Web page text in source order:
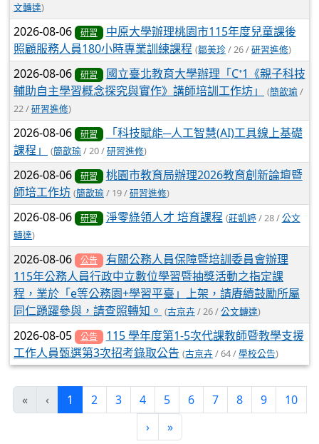
文轉達)
2026-08-06 研習
中原大學辦理桃園市115年度兒童課後
照顧服務人員180小時專業訓練課程 (鄒美珍/ 26 /研習進修)
2026-08-06 研習
國立臺北教育大學辦理「C⁺1《親子科技
輔助自主學習概念探究與實作》講師培訓工作坊」
(簡歆瑜/
22 /研習進修)
2026-08-06 研習
「科技賦能─人工智慧(AI)工具線上基礎
課程」
(簡歆瑜/ 20 /研習進修)
2026-08-06 研習
桃園市教育局辦理2026教育創新論壇暨
師培工作坊 (簡歆瑜/ 19 /研習進修)
2026-08-06 研習 淨零綠領人才 培育課程 (莊凱婷/ 28 /公文
轉達)
2026-08-06 公告
有關公務人員保障暨培訓委員會辦理
115年公務人員行政中立數位學習暨抽獎活動之指定課
程，業於「e等公務園+學習平臺」上架，請賡續鼓勵所屬
同仁踴躍參與，請查照轉知。 (古京卉/ 26 /公文轉達)
2026-08-05 公告
115 學年度第1-5次代課教師暨教學支援
工作人員甄選第3次招考錄取公告 (古京卉/ 64 /學校公告)
« ‹ 1 (current)
2 3 4 5 6 7 8 9
10
›
»